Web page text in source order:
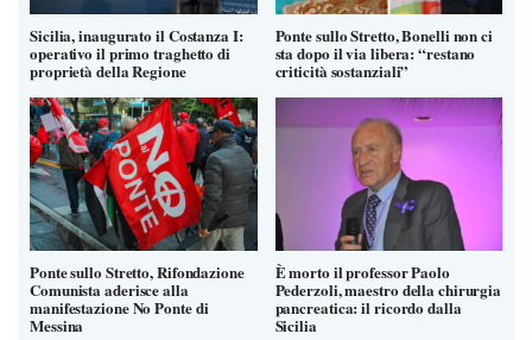
Sicilia, inaugurato il Costanza I:
operativo il primo traghetto di
proprietà della Regione
Ponte sullo Stretto, Bonelli non ci
sta dopo il via libera: “restano
criticità sostanziali”
Ponte sullo Stretto, Rifondazione
Comunista aderisce alla
manifestazione No Ponte di
Messina
È morto il professor Paolo
Pederzoli, maestro della chirurgia
pancreatica: il ricordo dalla
Sicilia